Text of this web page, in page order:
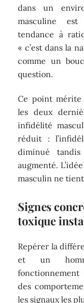
dans un
masculine est
tendance à
« c’est dans la
comme un
question.
Ce point mérite
les deux
infidélité
réduit :
diminué
augmenté.
masculin ne
Signes
toxique
Repérer la
et un
fonctionnement
des
les signaux les